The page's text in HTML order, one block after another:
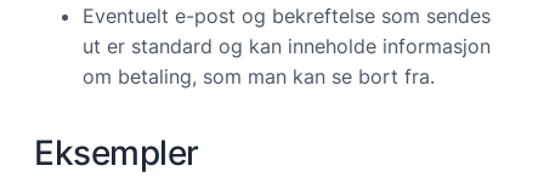
Eventuelt e-post og bekreftelse som sendes
ut er standard og kan inneholde informasjon
om betaling, som man kan se bort fra.
Eksempler